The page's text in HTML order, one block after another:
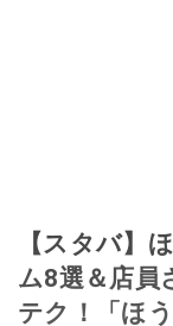
【スタバ】
ム8選＆店員
テク！「ほ